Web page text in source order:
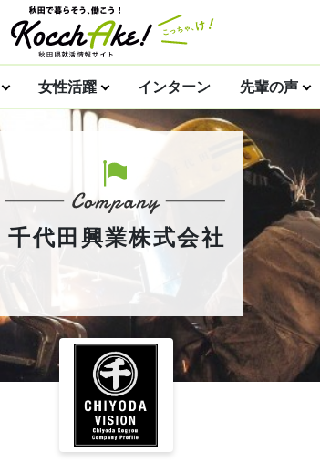
女性活躍 インターン 先輩の声
千代田興業株式会社